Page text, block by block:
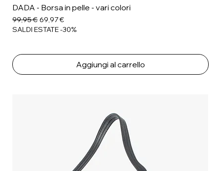
DADA - Borsa in pelle - vari colori
Prezzo regolare
99,95 €Prezzo scontato
69,97 €
SALDI ESTATE -30%
Aggiungi al carrello